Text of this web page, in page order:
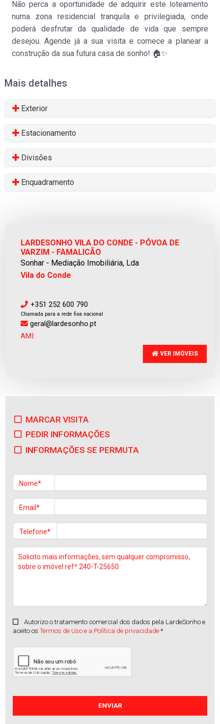
Lote para moradia individual
Fradelos
Venda
:95.000€
Lote para moradia individual
Junqueira
Venda:130.000€
Não perca a oportunidade de adquirir este loteamento
numa zona residencial tranquila e privilegiada, onde
poderá desfrutar da qualidade de vida que sempre
desejou. Agende já a sua visita e comece a planear a
construção da sua futura casa de sonho! 🏠✨
Mais detalhes
Exterior
Estacionamento
Divisões
Enquadramento
LARDESONHO VILA DO CONDE - PÓVOA DE
VARZIM - FAMALICÃO
Sonhar - Mediação Imobiliária, Lda
Vila do Conde
+351 252 600 790
Chamada para a rede fixa nacional
geral@lardesonho.pt
AMI:
VER IMÓVEIS
MARCAR VISITA
PEDIR INFORMAÇÕES
INFORMAÇÕES SE PERMUTA
Nome*
Email*
Telefone*
Autorizo o tratamento comercial dos dados pela LardeSonho e
aceito os Termos de Uso e a Política de privacidade *